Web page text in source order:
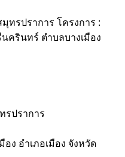
รปราการ
ง อำเภอเมือง จังหวัด